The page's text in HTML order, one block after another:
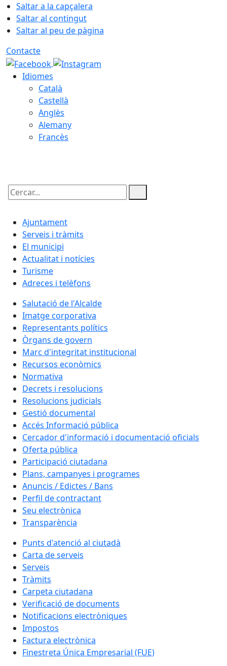
Saltar a la capçalera
Saltar al contingut
Saltar al peu de pàgina
Contacte
Idiomes
Català
Castellà
Anglès
Alemany
Francès
Cercar:
Ajuntament
Serveis i tràmits
El municipi
Actualitat i notícies
Turisme
Adreces i telèfons
Salutació de l'Alcalde
Imatge corporativa
Representants polítics
Òrgans de govern
Marc d'integritat institucional
Recursos econòmics
Normativa
Decrets i resolucions
Resolucions judicials
Gestió documental
Accés Informació pública
Cercador d'informació i documentació oficials
Oferta pública
Participació ciutadana
Plans, campanyes i programes
Anuncis / Edictes / Bans
Perfil de contractant
Seu electrònica
Transparència
Punts d'atenció al ciutadà
Carta de serveis
Serveis
Tràmits
Carpeta ciutadana
Verificació de documents
Notificacions electròniques
Impostos
Factura electrònica
Finestreta Única Empresarial (FUE)